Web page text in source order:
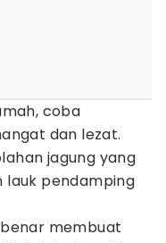
coba
dan lezat.
jagung yang
lauk pendamping
membuat